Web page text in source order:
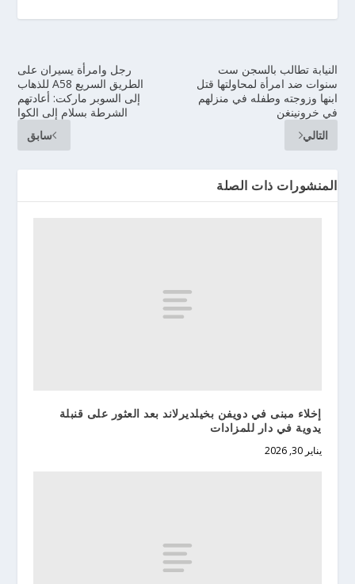
رجل وامرأة يسيران على
الطريق السريع A58 للذهاب
إلى السوبر ماركت: أعادتهم
الشرطة بسلام إلى الكوا
سابق
النيابة تطالب بالسجن ست
سنوات ضد امرأة لمحاولتها قتل
ابنها وزوجته وطفله في منزلهم
في خرونينغن
التالي
المنشورات ذات الصلة
إخلاء مبنى في دويفن بخيلديرلاند بعد العثور على قنبلة
يدوية في دار للمزادات
يناير 30, 2026